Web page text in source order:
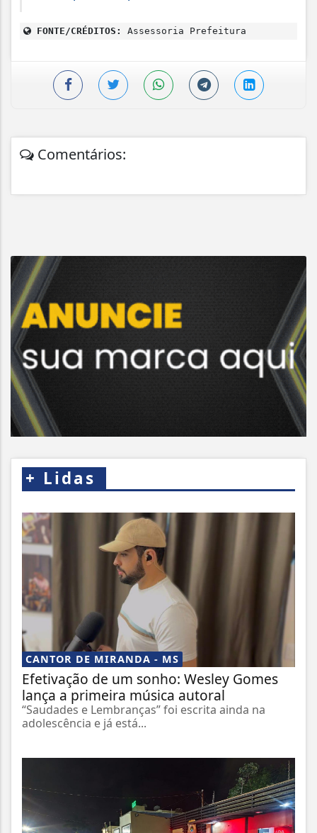
FONTE/CRÉDITOS: Assessoria Prefeitura
Comentários:
+ Lidas
CANTOR DE MIRANDA - MS
Efetivação de um sonho: Wesley Gomes
lança a primeira música autoral
“Saudades e Lembranças” foi escrita ainda na
adolescência e já está...